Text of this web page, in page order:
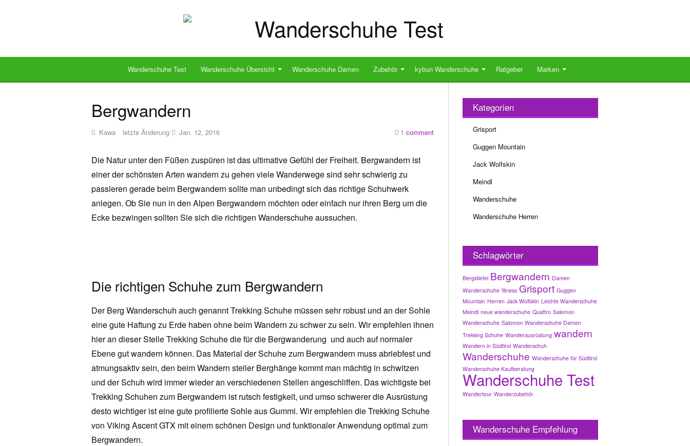
Wanderschuhe Test Wanderschuhe Übersicht Wanderschuhe Damen Zubehör kybun Wanderschuhe Ratgeber Marken
Bergwandern
Kawa letzte Änderung Jan. 12, 2016 1 comment
Die Natur unter den Füßen zuspüren ist das ultimative Gefühl der Freiheit. Bergwandern ist
einer der schönsten Arten wandern zu gehen viele Wanderwege sind sehr schwierig zu
passieren gerade beim Bergwandern sollte man unbedingt sich das richtige Schuhwerk
anlegen. Ob Sie nun in den Alpen Bergwandern möchten oder einfach nur ihren Berg um die
Ecke bezwingen sollten Sie sich die richtigen Wanderschuhe aussuchen.
Die richtigen Schuhe zum Bergwandern
Der Berg Wanderschuh auch genannt Trekking Schuhe müssen sehr robust und an der Sohle
eine gute Haftung zu Erde haben ohne beim Wandern zu schwer zu sein. Wir empfehlen ihnen
hier an dieser Stelle Trekking Schuhe die für die Bergwanderung und auch auf normaler
Ebene gut wandern können. Das Material der Schuhe zum Bergwandern muss abriebfest und
atmungsaktiv sein, den beim Wandern steiler Berghänge kommt man mächtig in schwitzen
und der Schuh wird immer wieder an verschiedenen Stellen angeschliffen. Das wichtigste bei
Trekking Schuhen zum Bergwandern ist rutsch festigkeit, und umso schwerer die Ausrüstung
desto wichtiger ist eine gute profilierte Sohle aus Gummi. Wir empfehlen die Trekking Schuhe
von Viking Ascent GTX mit einem schönen Design und funktionaler Anwendung optimal zum
Bergwandern.
Kategorien
Grisport
Guggen Mountain
Jack Wolfskin
Meindl
Wanderschuhe
Wanderschuhe Herren
Schlagwörter
Bergstiefel Bergwandern Damen
Wanderschuhe fitness Grisport Guggen
Mountain Herren Jack Wolfskin Leichte Wanderschuhe
Meindl neue wanderschuhe Quattro Salomon
Wanderschuhe Salomon Wanderschuhe Damen
Trekking Schuhe Wanderausrüstung wandern
Wandern in Südtirol Wanderschuh
Wanderschuhe Wanderschuhe für Südtirol
Wanderschuhe Kaufberatung
Wanderschuhe Test
Wandertour Wanderzubehör
Wanderschuhe Empfehlung